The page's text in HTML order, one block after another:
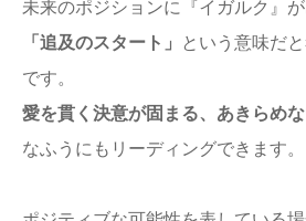
未来のポジションに『イガルク』が
「追及のスタート」 という意味だ
です。
愛を貫く決意が固まる、あきらめ
なふうにもリーディングできます。